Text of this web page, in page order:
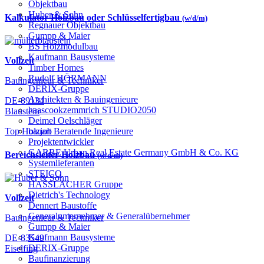
Objektbau
Huber & Sohn
Regnauer Objektbau
Gumpp & Maier
BS Holzmodulbau
Kaufmann Bausysteme
Timber Homes
Rudolf HÖRMANN
DERIX-Gruppe
Architekten & Bauingenieure
haascookzemmrich STUDIO2050
Deimel Oelschläger
bauart Beratende Ingenieure
Projektentwickler
GARBE Urban Real Estate Germany GmbH & Co. KG
Systemlieferanten
STEICO
HASSLACHER Gruppe
Dietrich's Technology
Dennert Baustoffe
Generalunternehmer & Generalübernehmer
Gumpp & Maier
Kaufmann Bausysteme
DERIX-Gruppe
Baufinanzierung
Kalkulator Holzbau oder Schlüsselfertigbau (w/d/m)
Vollzeit
Bauingenieur & Techniker
DE-89134
Blaustein
Top Holzjob
Bereichsleiter Holzbau(w/d/m)
Vollzeit
Bauingenieur & Techniker
DE-83549
Eiselfing